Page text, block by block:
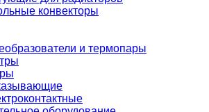
конвекторы
и термопары